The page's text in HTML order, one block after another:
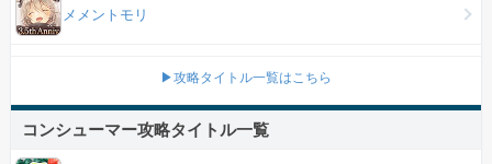
メメントモリ
▶攻略タイトル一覧はこちら
コンシューマー攻略タイトル一覧